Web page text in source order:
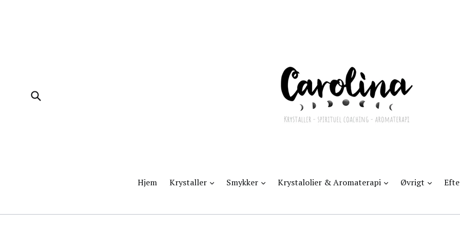
Hjem Krystaller udvidSmykker udvidKrystalolier & Aromaterapi udvidØvrigt udvid